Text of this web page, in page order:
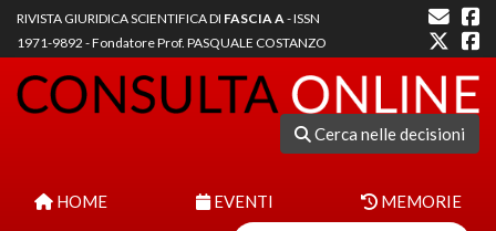
RIVISTA GIURIDICA SCIENTIFICA DI FASCIA A- ISSN
1971-9892 - Fondatore Prof. PASQUALE COSTANZO
Cerca nelle decisioni
HOME EVENTI MEMORIE